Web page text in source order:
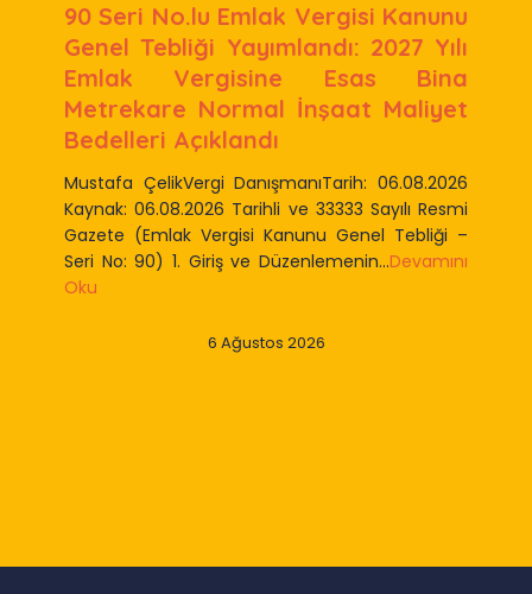
90 Seri No.lu Emlak Vergisi Kanunu
Genel Tebliği Yayımlandı: 2027 Yılı
Emlak Vergisine Esas Bina
Metrekare Normal İnşaat Maliyet
Bedelleri Açıklandı
Mustafa ÇelikVergi DanışmanıTarih: 06.08.2026
Kaynak: 06.08.2026 Tarihli ve 33333 Sayılı Resmi
Gazete (Emlak Vergisi Kanunu Genel Tebliği –
Seri No: 90) 1. Giriş ve Düzenlemenin...Devamını
Oku
6 Ağustos 2026